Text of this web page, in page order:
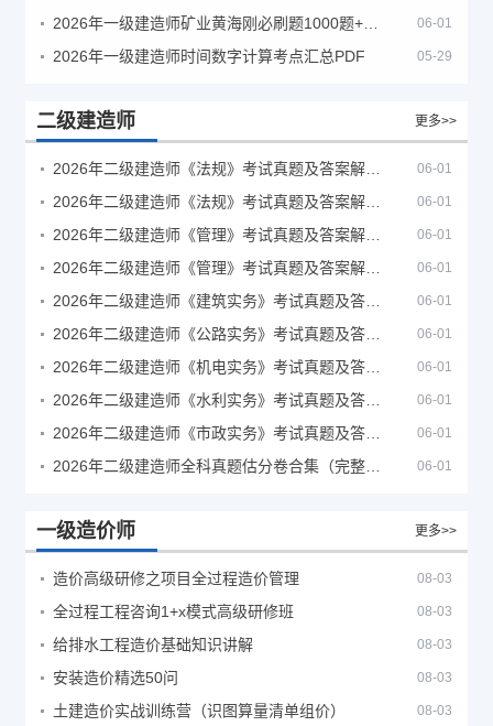
06-01
2026年一级建造师时间数字计算考点汇总PDF 05-29
二级建造师 更多>>
06-01
06-01
06-01
06-01
06-01
06-01
06-01
06-01
06-01
06-01
一级造价师 更多>>
造价高级研修之项目全过程造价管理 08-03
全过程工程咨询1+x模式高级研修班 08-03
给排水工程造价基础知识讲解 08-03
安装造价精选50问 08-03
土建造价实战训练营（识图算量清单组价） 08-03